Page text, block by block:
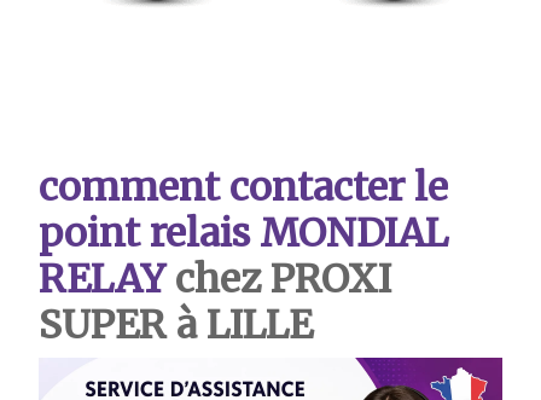
comment contacter le
point relais MONDIAL
RELAYchez PROXI
SUPER à LILLE